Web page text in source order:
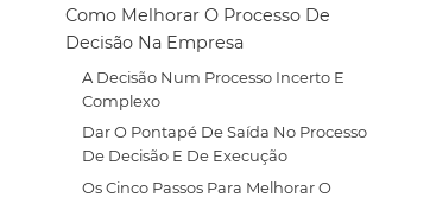
Como Melhorar O Processo De
Decisão Na Empresa
A Decisão Num Processo Incerto E
Complexo
Dar O Pontapé De Saída No Processo
De Decisão E De Execução
Os Cinco Passos Para Melhorar O